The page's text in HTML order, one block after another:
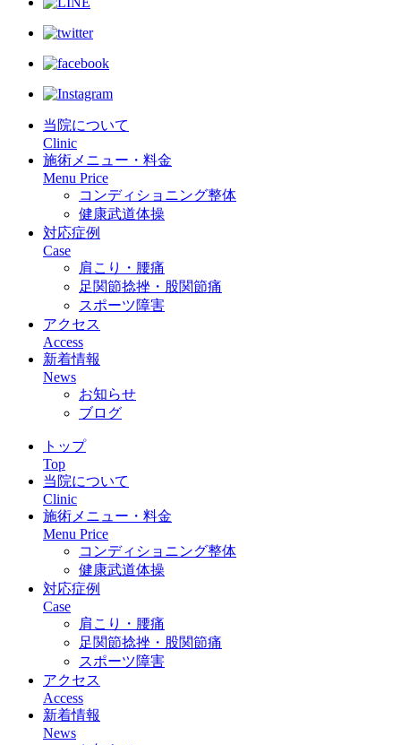
当院について
Clinic
施術メニュー・料金
Menu Price
コンディショニング整体
健康武道体操
対応症例
Case
肩こり・腰痛
足関節捻挫・股関節痛
スポーツ障害
アクセス
Access
新着情報
News
お知らせ
ブログ
トップ
Top
当院について
Clinic
施術メニュー・料金
Menu Price
コンディショニング整体
健康武道体操
対応症例
Case
肩こり・腰痛
足関節捻挫・股関節痛
スポーツ障害
アクセス
Access
新着情報
News